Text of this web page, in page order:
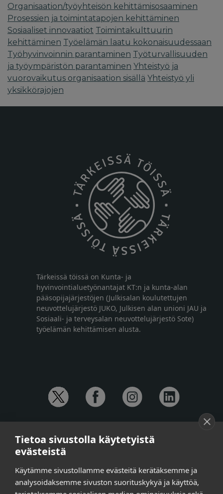
Organisaation/työyhteisön kehittämisosaaminen
Prosessien ja toimintatapojen kehittäminen
Sosiaaliset innovaatiot Toimintakulttuurin
kehittäminen Työelämän laatu kokonaisuudessaan
Työhyvinvoinnin parantaminen Työturvallisuuden
ja työympäristön parantaminen Yhteistyö ja
vuorovaikutus organisaation sisällä Yhteistyö yli
yksikkörajojen
Tärkeissä töissä on Kunta- ja
hyvinvointialuetyönantajat KT:n ja kunta-alan
pääsopijajärjestöjen (Julkisalan koulutettujen
neuvottelujärjestö JUKO, Julkisen alan unioni JAU ja
Sosiaali- ja terveysalan neuvottelujärjestö Sote)
työelämän kehittämisen alusta.
Anna-Mari Jaanu, kehittämispäällikkö,
puh. +358 50 572 4620
Henna Honkalo,
viestintäpäällikkö,
puh. +358 50 479 6618
Ilari Raiski, viestintä- ja tapahtumakoordinaattori,
Tietoa sivustolla käytetyistä
evästeistä
Käytämme sivustollamme evästeitä kerätäksemme ja
analysoidaksemme sivuston suorituskykyä ja käyttöä,